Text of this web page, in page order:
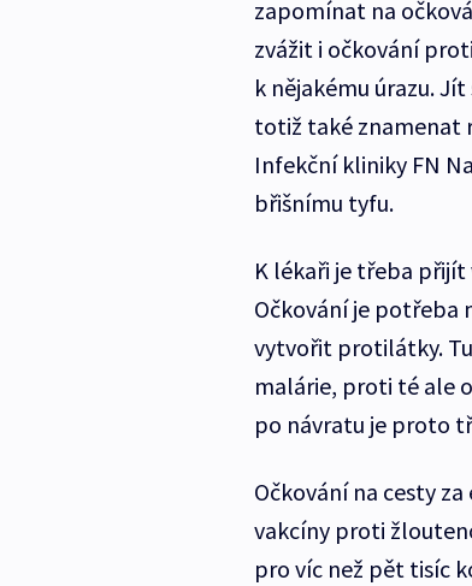
zapomínat na
zvážit i očkování
k nějakému úrazu.
totiž také znamenat
Infekční kliniky FN
břišnímu tyfu.
K lékaři je třeba přijít
Očkování je potřeba
vytvořit protilátky.
malárie, proti té ale
po návratu je proto
Očkování na cesty
vakcíny proti
pro víc než pět tisíc